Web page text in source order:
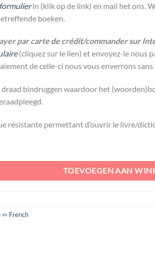
formulierin (klik op de link) en mail het ons.
boeken.
par carte de crédit/commander sur
(cliquez sur le lien) et envoyez-le nous
de celle-ci nous vous enverrons
bindruggen waardoor het
résistante permettant d’ouvrir le livre/
TOEVOEGEN AAN
⬄ French